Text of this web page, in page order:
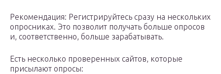
Рекомендация: Регистрируйтесь сразу на нескольких
опросниках. Это позволит получать больше опросов
и, соответственно, больше зарабатывать.
Есть несколько проверенных сайтов, которые
присылают опросы: